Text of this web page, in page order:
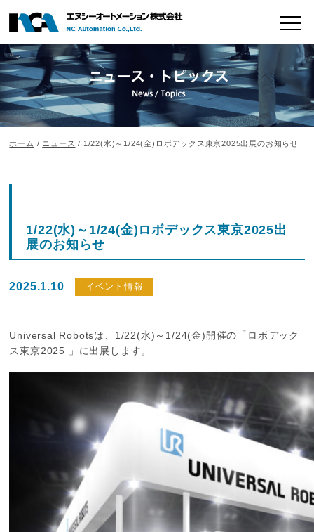
ホーム / ニュース / 1/22(水)～1/24(金)ロボデックス東京2025出展のお知らせ
1/22(水)～1/24(金)ロボデックス東京2025出
展のお知らせ
2025.1.10 イベント情報
Universal Robotsは、1/22(水)～1/24(金)開催の「ロボデック
ス東京2025 」に出展します。